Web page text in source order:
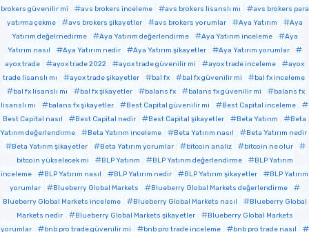
brokers güvenilir mi
avs brokers inceleme avs brokers lisanslı mı
avs brokers para
yatırma çekme
avs brokers şikayetler avs brokers yorumlar Aya Yatırım
Aya
Yatırım değelrnedirme
Aya Yatırım değerlendirme Aya Yatırım inceleme
Aya
Yatırım nasıl
Aya Yatırım nedir Aya Yatırım şikayetler
Aya Yatırım yorumlar
ayox trade
ayox trade 2022 ayox trade güvenilir mi ayox trade inceleme
ayox
trade lisanslı mı
ayox trade şikayetler bal fx bal fx güvenilir mi
bal fx inceleme
bal fx lisanslı mı
bal fx şikayetler balans fx balans fx güvenilir mi
balans fx
lisanslı mı
balans fx şikayetler Best Capital güvenilir mi
Best Capital inceleme
Best Capital nasıl
Best Capital nedir Best Capital şikayetler Beta Yatırım
Beta
Yatırım değerlendirme
Beta Yatırım inceleme Beta Yatırım nasıl
Beta Yatırım nedir
Beta Yatırım şikayetler
Beta Yatırım yorumlar bitcoin analiz
bitcoin ne olur
bitcoin yükselecek mi
BLP Yatırım BLP Yatırım değerlendirme
BLP Yatırım
inceleme
BLP Yatırım nasıl BLP Yatırım nedir BLP Yatırım şikayetler
BLP Yatırım
yorumlar
Blueberry Global Markets
Blueberry Global Markets değerlendirme
Blueberry Global Markets inceleme
Blueberry Global Markets nasıl
Blueberry Global
Markets nedir
Blueberry Global Markets şikayetler
Blueberry Global Markets
yorumlar
bnb pro trade güvenilir mi bnb pro trade inceleme
bnb pro trade nasıl